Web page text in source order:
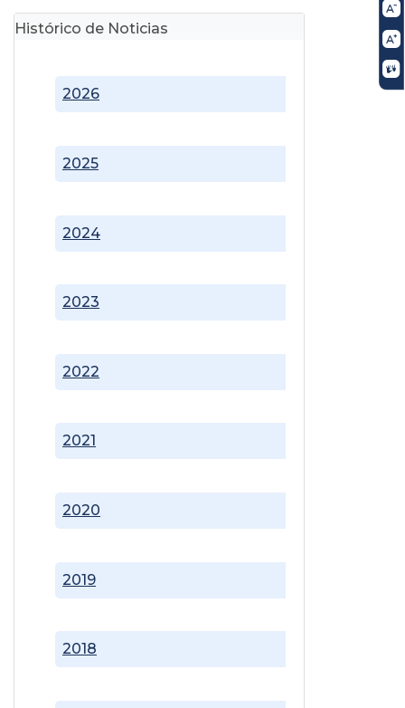
Histórico de Noticias
2018
2019
2020
2021
2022
2023
2024
2025
2026